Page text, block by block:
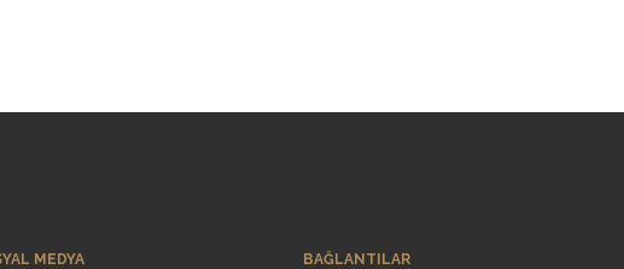
MEDYA BAĞLANTILAR